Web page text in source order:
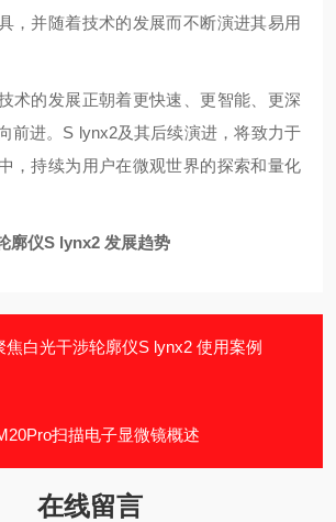
，并随着技术的发展而不断演进其易用
术的发展正朝着更快速、更智能、更深
前进。S lynx2及其后续演进，将致力于
，持续为用户在微观世界的探索和量化
廓仪S lynx2 发展趋势
焦白光干涉轮廓仪S lynx2 使用案例
扫描电子显微镜概述
在线留言